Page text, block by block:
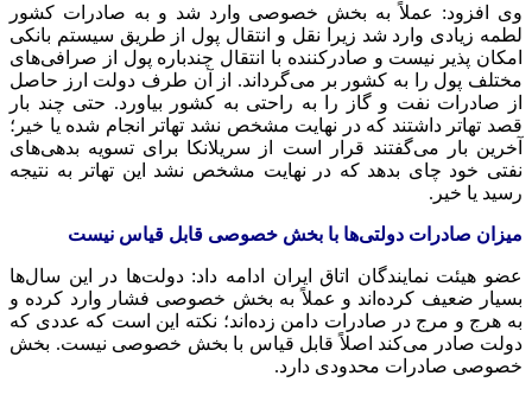
وی افزود: عملاً به بخش خصوصی وارد شد و به صادرات کشور
لطمه زیادی وارد شد زیرا نقل و انتقال پول از طریق سیستم بانکی
امکان پذیر نیست و صادرکننده با انتقال چندباره پول از صرافی‌های
مختلف پول را به کشور بر می‌گرداند. از آن طرف دولت ارز حاصل
از صادرات نفت و گاز را به راحتی به کشور بیاورد. حتی چند بار
قصد تهاتر داشتند که در نهایت مشخص نشد تهاتر انجام شده یا خیر؛
آخرین بار می‌گفتند قرار است از سریلانکا برای تسویه بدهی‌های
نفتی خود چای بدهد که در نهایت مشخص نشد این تهاتر به نتیجه
رسید یا خیر.
میزان صادرات دولتی‌ها با بخش خصوصی قابل قیاس نیست
عضو هیئت نمایندگان اتاق ایران ادامه داد: دولت‌ها در این سال‌ها
بسیار ضعیف کرده‌اند و عملاً به بخش خصوصی فشار وارد کرده و
به هرج و مرج در صادرات دامن زده‌اند؛ نکته این است که عددی که
دولت صادر می‌کند اصلاً قابل قیاس با بخش خصوصی نیست. بخش
خصوصی صادرات محدودی دارد.